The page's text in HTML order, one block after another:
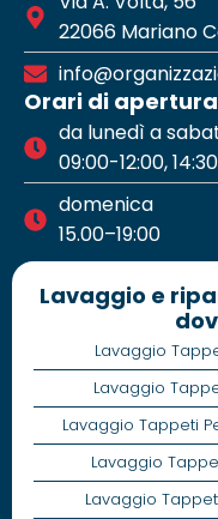
22066 Mariano
Orari di apertura
da lunedì a
09:00-12:00,
domenica
15.00–19:00
Lavaggio e
Lavaggio
Lavaggio
Lavaggio Tappeti
Lavaggio
Lavaggio